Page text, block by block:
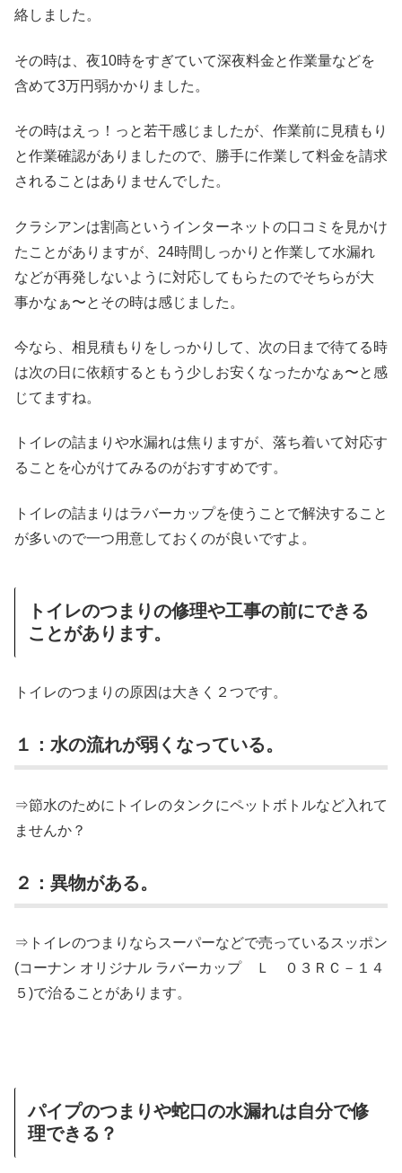
絡しました。
その時は、夜10時をすぎていて深夜料金と作業量などを
含めて3万円弱かかりました。
その時はえっ！っと若干感じましたが、作業前に見積もり
と作業確認がありましたので、勝手に作業して料金を請求
されることはありませんでした。
クラシアンは割高というインターネットの口コミを見かけ
たことがありますが、24時間しっかりと作業して水漏れ
などが再発しないように対応してもら たのでそちらが大
事かなぁ〜とその時は感じました。
今なら、相見積もりをしっかりして、次の日まで待てる時
は次の日に依頼するともう少しお安くなったかなぁ〜と感
じてますね。
トイレの詰まりや水漏れは焦りますが、落ち着いて対応す
ることを心がけてみるのがおすすめです。
トイレの詰まりはラバーカップを使うことで解決すること
が多いので一つ用意しておくのが良いですよ。
トイレのつまりの修理や工事の前にできる
ことがあります。
トイレのつまりの原因は大きく２つです。
１：水の流れが弱くなっている。
⇒節水のためにトイレのタンクにペットボトルなど入れて
ませんか？
２：異物がある。
⇒トイレのつまりならスーパーなどで売っているスッポン
(コーナン オリジナル ラバーカップ Ｌ ０３ＲＣ－１４
５)で治ることがあります。
パイプのつまりや蛇口の水漏れは自分で修
理できる？